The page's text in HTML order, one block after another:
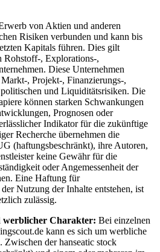
von Aktien und anderen
Risiken verbunden und kann bis
Kapitals führen. Dies gilt
Rohstoff-, Explorations-,
Diese Unternehmen
, Projekt-, Finanzierungs-,
und Liquiditätsrisiken. Die
können starken Schwankungen
Prognosen oder
Indikator für die zukünftige
Recherche übernehmen die
(haftungsbeschränkt), ihre Autoren,
keine Gewähr für die
oder Angemessenheit der
Eine Haftung für
Nutzung der Inhalte entstehen, ist
zulässig.
werblicher Charakter: Bei einzelnen
kann es sich um werbliche
der hanseatic stock